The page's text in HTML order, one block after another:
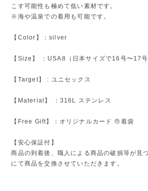
こす可能性も極めて低い素材です。
※海や温泉での着用も可能です。
【Color】：silver
【Size】 ：USA8（日本サイズで16号〜17号
【Target】 : ユニセックス
【Material】 ：316L ステンレス
【Free Gift】：オリジナルカード 巾着袋
【安心保証付】
商品の到着後、職人による商品の破損等が見
にて商品を交換させていただきます。